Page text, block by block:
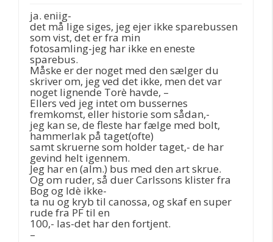
ja. eniig-
det må lige siges, jeg ejer ikke sparebussen
som vist, det er fra min
fotosamling-jeg har ikke en eneste
sparebus.
Måske er der noget med den sælger du
skriver om, jeg ved det ikke, men det var
noget lignende Torè havde, –
Ellers ved jeg intet om bussernes
fremkomst, eller historie som sådan,-
jeg kan se, de fleste har fælge med bolt,
hammerlak på taget(ofte)
samt skruerne som holder taget,- de har
gevind helt igennem.
Jeg har en (alm.) bus med den art skrue.
Og om ruder, så duer Carlssons klister fra
Bog og Idè ikke-
ta nu og kryb til canossa, og skaf en super
rude fra PF til en
100,- las-det har den fortjent.
–